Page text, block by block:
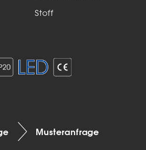
Stoff
Musteranfrage